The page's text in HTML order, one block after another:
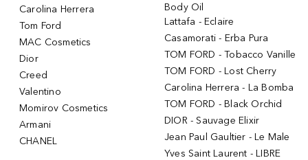
Carolina Herrera
Tom Ford
MAC Cosmetics
Dior
Creed
Valentino
Momirov Cosmetics
Armani
CHANEL
Body Oil
Lattafa - Eclaire
Casamorati - Erba Pura
TOM FORD - Tobacco Vanille
TOM FORD - Lost Cherry
Carolina Herrera - La Bomba
TOM FORD - Black Orchid
DIOR - Sauvage Elixir
Jean Paul Gaultier - Le Male
Yves Saint Laurent - LIBRE